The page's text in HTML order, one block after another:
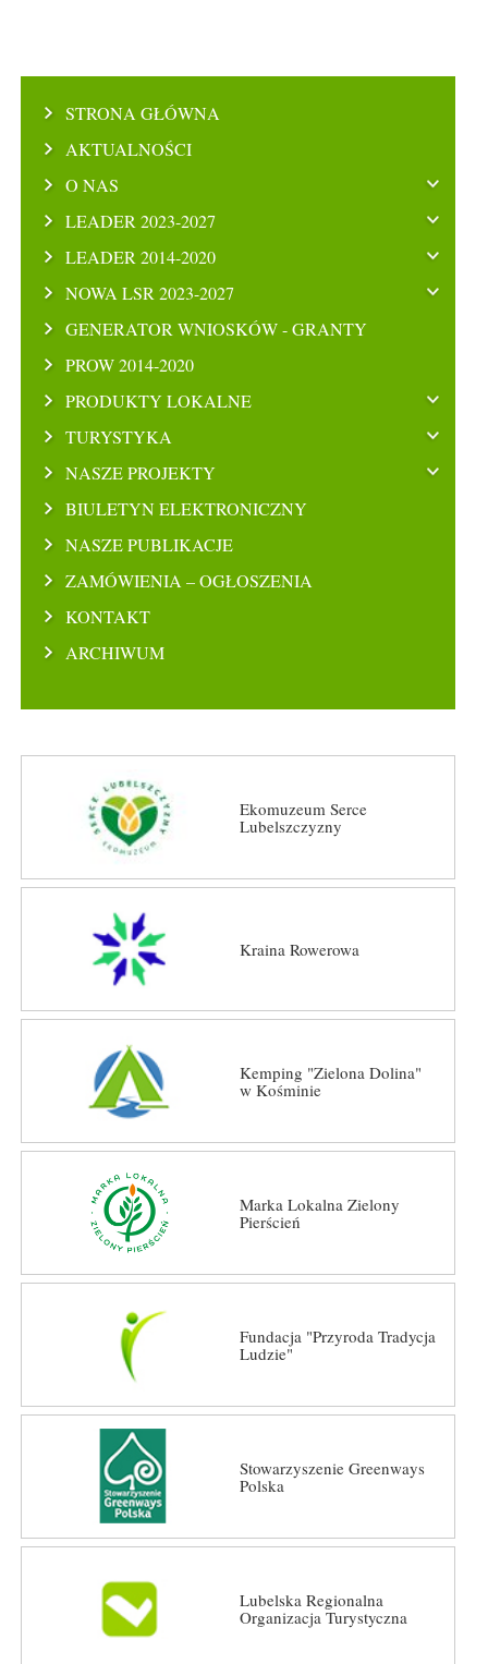
STRONA GŁÓWNA
AKTUALNOŚCI
O NAS
LEADER 2023-2027
LEADER 2014-2020
NOWA LSR 2023-2027
GENERATOR WNIOSKÓW - GRANTY
PROW 2014-2020
PRODUKTY LOKALNE
TURYSTYKA
NASZE PROJEKTY
BIULETYN ELEKTRONICZNY
NASZE PUBLIKACJE
ZAMÓWIENIA – OGŁOSZENIA
KONTAKT
ARCHIWUM
Ekomuzeum Serce
Lubelszczyzny
Kraina Rowerowa
Kemping "Zielona Dolina"
w Kośminie
Marka Lokalna Zielony
Pierścień
Fundacja "Przyroda Tradycja
Ludzie"
Stowarzyszenie Greenways
Polska
Lubelska Regionalna
Organizacja Turystyczna